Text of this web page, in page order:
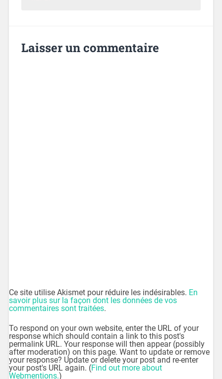
Laisser un commentaire
Ce site utilise Akismet pour réduire les indésirables. En
savoir plus sur la façon dont les données de vos
commentaires sont traitées.
To respond on your own website, enter the URL of your
response which should contain a link to this post's
permalink URL. Your response will then appear (possibly
after moderation) on this page. Want to update or remove
your response? Update or delete your post and re-enter
your post's URL again. (Find out more about
Webmentions.)